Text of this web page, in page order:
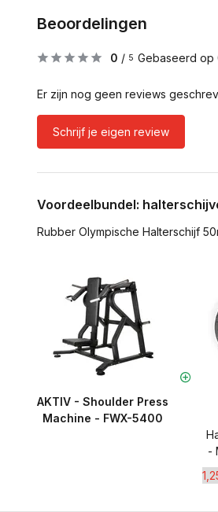
Beoordelingen
0 / 5 Gebaseerd
Er zijn nog geen reviews
Schrijf je eigen review
Voordeelbundel:
Rubber Olympische Halterschijf
AKTIV - Shoulder Press
Machine - FWX-5400
-